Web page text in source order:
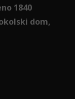
1840
dom,